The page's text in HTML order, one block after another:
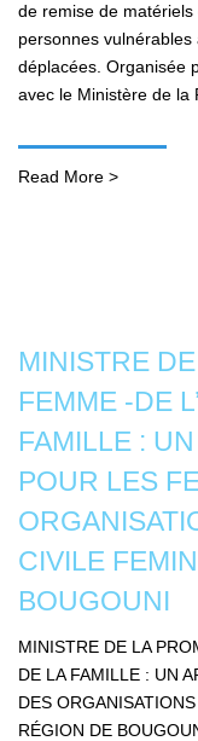
de remise de matériels
personnes
déplacées. Organisée
avec le Ministère de la
Read More >
MINISTRE
FEMME -DE
FAMILLE :
POUR LES
CIVILE
BOUGOUNI
MINISTRE DE LA
DE LA FAMILLE : UN
DES
RÉGION DE